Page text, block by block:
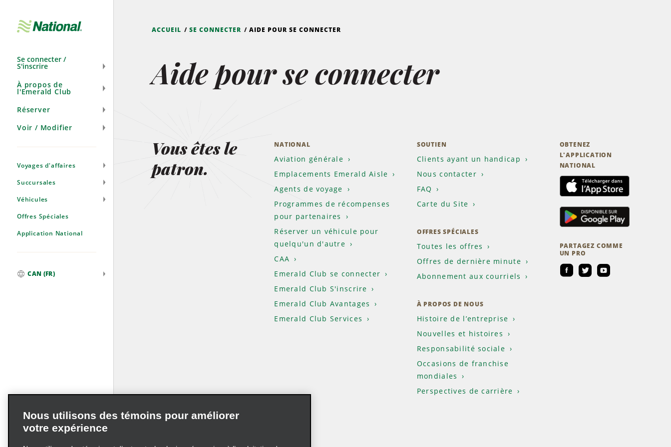
navigation
Se connecter /
S'inscrire
À propos de
l'Emerald Club
Réserver
Voir / Modifier
Voyages d'affaires
Succursales
Véhicules
Offres Spéciales
Application National
CAN (FR)
ACCUEIL SE CONNECTER AIDE POUR SE CONNECTER
Aide pour se connecter
Vous êtes le
patron.
NATIONAL
Aviation générale
Emplacements Emerald Aisle
Agents de voyage
Programmes de récompenses
pour partenaires
Réserver un véhicule pour
quelqu'un d'autre
CAA
Emerald Club se connecter
Emerald Club S'inscrire
Emerald Club Avantages
Emerald Club Services
SOUTIEN
Clients ayant un handicap
Nous contacter
FAQ
Carte du Site
OFFRES SPÉCIALES
Toutes les offres
Offres de dernière minute
Abonnement aux courriels
À PROPOS DE NOUS
Histoire de l’entreprise
Nouvelles et histoires
Responsabilité sociale
Occasions de franchise
mondiales
Perspectives de carrière
OBTENEZ
L'APPLICATION
NATIONAL
PARTAGEZ COMME
UN PRO
Nous utilisons des témoins pour améliorer
votre expérience